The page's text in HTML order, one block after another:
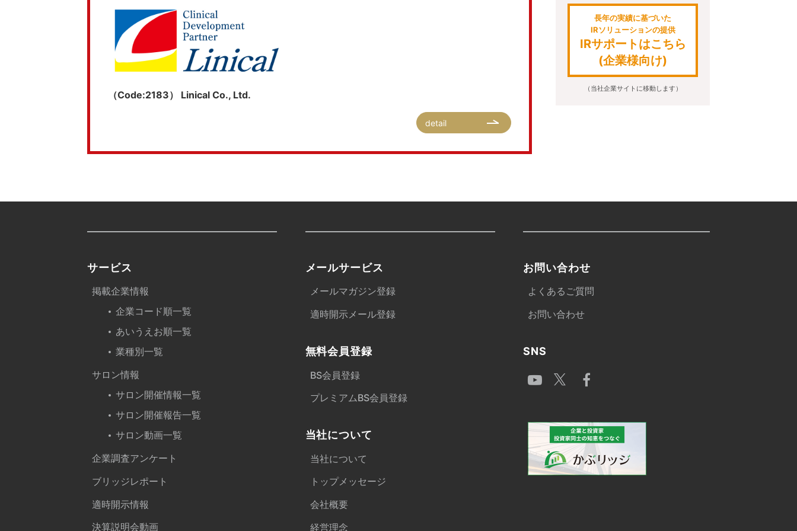
（Code:2183） Linical Co., Ltd.
detail
長年の実績に基づいた
IRソリューションの提供
IRサポートはこちら
(企業様向け)
（当社企業サイトに移動します）
サービス
掲載企業情報
企業コード順一覧
あいうえお順一覧
業種別一覧
サロン情報
サロン開催情報一覧
サロン開催報告一覧
サロン動画一覧
企業調査アンケート
ブリッジレポート
適時開示情報
決算説明会動画
メールサービス
メールマガジン登録
適時開示メール登録
無料会員登録
BS会員登録
プレミアムBS会員登録
当社について
当社について
トップメッセージ
会社概要
経営理念
お問い合わせ
よくあるご質問
お問い合わせ
SNS